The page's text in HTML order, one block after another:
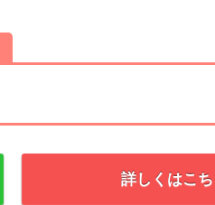
詳しくはこ